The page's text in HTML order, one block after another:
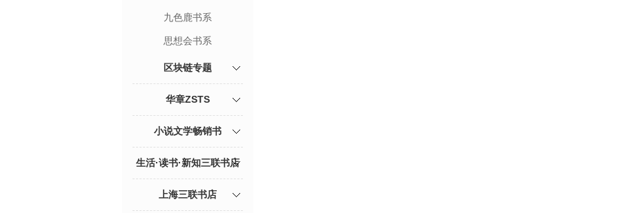
九色鹿书系
思想会书系
区块链专题
华章ZSTS
小说文学畅销书
生活·读书·新知三联书店
上海三联书店